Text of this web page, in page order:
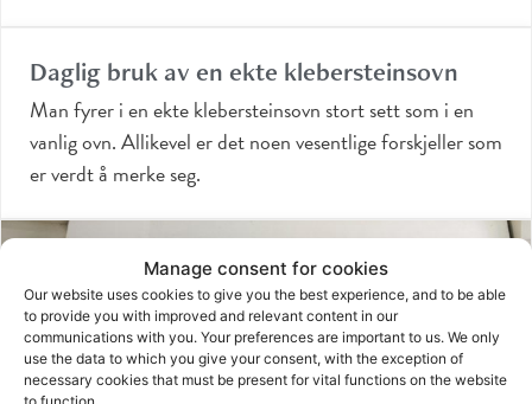
Manage consent for cookies
Our website uses cookies to give you the best experience, and to be able
to provide you with improved and relevant content in our
communications with you. Your preferences are important to us. We only
use the data to which you give your consent, with the exception of
necessary cookies that must be present for vital functions on the website
Daglig bruk av en ekte klebersteinsovn
Man fyrer i en ekte klebersteinsovn stort sett som i en
vanlig ovn. Allikevel er det noen vesentlige forskjeller som
er verdt å merke seg.